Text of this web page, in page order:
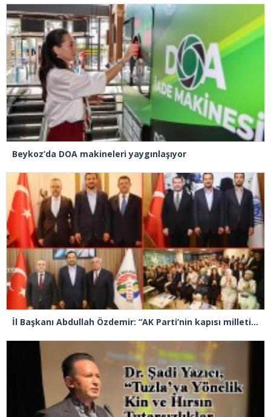
Beykoz’da DOA makineleri yaygınlaşıyor
İl Başkanı Abdullah Özdemir: “AK Parti’nin kapısı milletine hizmet etmek isteyen herkese açıktır”